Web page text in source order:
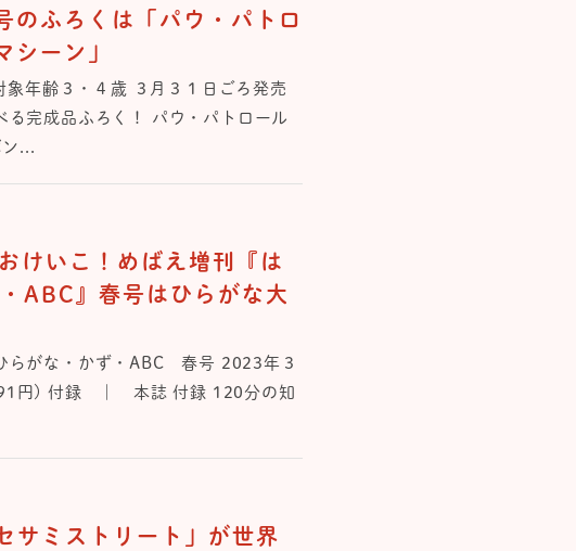
のふろくは「パウ・パトロ
ーン」
年齢３・４歳 ３月３１日ごろ発売
る完成品ふろく！ パウ・パトロール
...
けいこ！めばえ増刊『は
ABC』春号はひらがな大
らがな・かず・ABC 春号 2023年３
円) 付録 ｜ 本誌 付録 120分の知
サミストリート」が世界